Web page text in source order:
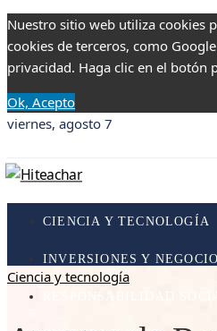
Nuestro sitio web utiliza cookies
cookies de terceros, como
privacidad. Haga clic en el botón
Ok, Acepto
viernes, agosto 7
CIENCIA Y TECNOLOGÍA
INVERSIONES Y
Ciencia y tecnología